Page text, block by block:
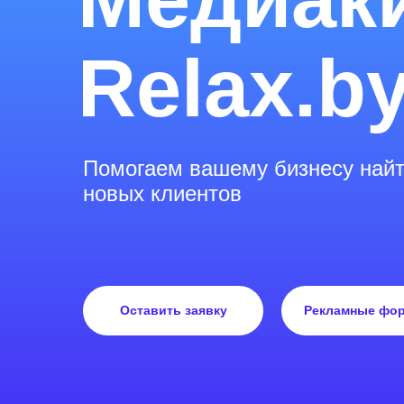
Помогаем вашему бизнесу
новых клиентов
Оставить заявку Рекламные